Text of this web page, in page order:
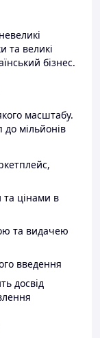
та великі
бізнес.
масштабу.
до мільйонів
цінами в
та видачею
введення
досвід